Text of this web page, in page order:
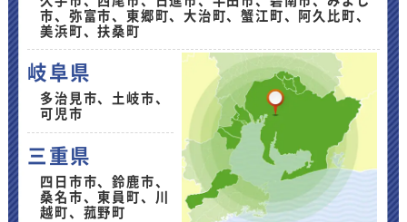
市、弥富市、東郷町、大治町、蟹江町、阿久比町、
美浜町、扶桑町
岐阜県
多治見市、土岐市、
可児市
三重県
四日市市、鈴鹿市、
桑名市、東員町、川
越町、菰野町